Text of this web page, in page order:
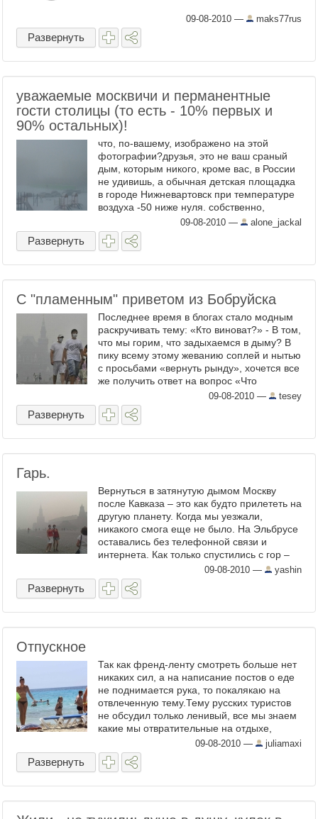
09-08-2010 — maks77rus
Развернуть
уважаемые москвичи и перманентные
гости столицы (то есть - 10% первых и
90% остальных)!
что, по-вашему, изображено на этой
фотографии?друзья, это не ваш сраный
дым, которым никого, кроме вас, в России
не удивишь, а обычная детская площадка
в городе Нижневартовск при температуре
воздуха -50 ниже нуля. собственно,
примерно также она ...09-08-2010 — alone_jackal
Развернуть
С "пламенным" приветом из Бобруйска
Последнее время в блогах стало модным
раскручивать тему: «Кто виноват?» - В том,
что мы горим, что задыхаемся в дыму? В
пику всему этому жеванию соплей и нытью
с просьбами «вернуть рынду», хочется все
же получить ответ на вопрос «Что
09-08-2010 — tesey
Развернуть
Гарь.
Вернуться в затянутую дымом Москву
после Кавказа – это как будто прилететь на
другую планету. Когда мы уезжали,
никакого смога еще не было. На Эльбрусе
оставались без телефонной связи и
интернета. Как только спустились с гор –
09-08-2010 — yashin
Развернуть
Отпускное
Так как френд-ленту смотреть больше нет
никаких сил, а на написание постов о еде
не поднимается рука, то покалякаю на
отвлеченную тему.Тему русских туристов
не обсудил только ленивый, все мы знаем
какие мы отвратительные на отдыхе,
09-08-2010 — juliamaxi
Развернуть